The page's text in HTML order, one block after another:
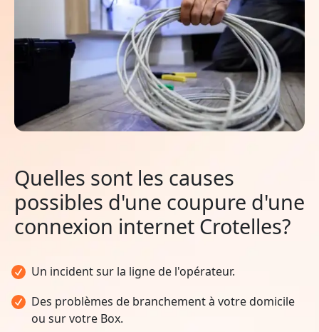
Quelles sont les causes
possibles d'une coupure d'une
connexion internet Crotelles?
Un incident sur la ligne de l'opérateur.
Des problèmes de branchement à votre domicile
ou sur votre Box.